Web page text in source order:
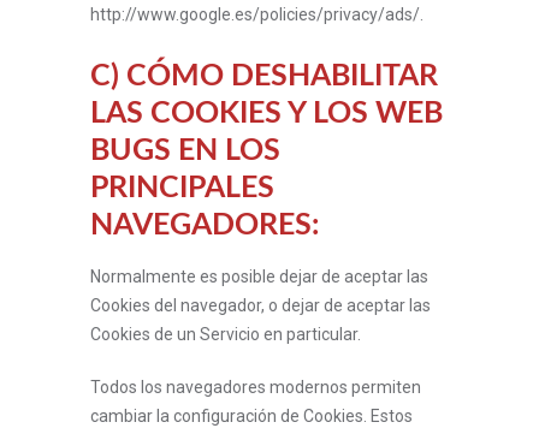
http://www.google.es/policies/privacy/ads/.
C) CÓMO DESHABILITAR
LAS COOKIES Y LOS WEB
BUGS EN LOS
PRINCIPALES
NAVEGADORES:
Normalmente es posible dejar de aceptar las
Cookies del navegador, o dejar de aceptar las
Cookies de un Servicio en particular.
Todos los navegadores modernos permiten
cambiar la configuración de Cookies. Estos